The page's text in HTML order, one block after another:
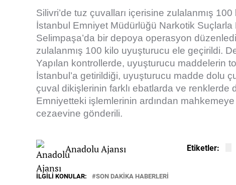
Silivri’de tuz çuvalları içerisine zulalanmış
İstanbul Emniyet Müdürlüğü Narkotik
Selimpaşa’da bir depoya operasyon
zulalanmış 100 kilo uyuşturucu ele geçirildi.
Yapılan kontrollerde, uyuşturucu maddelerin
İstanbul’a getirildiği, uyuşturucu madde dolu
çuval dikişlerinin farklı ebatlarda ve renklerde
Emniyetteki işlemlerinin ardından
cezaevine gönderili.
Anadolu Ajansı Etiketler:
İLGILI KONULAR: SON DAKİKA HABERLERİ